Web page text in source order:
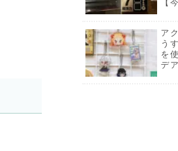
【
ア
う
を
デア
運んでみた
ウィンディor気
台風予報を正確
には？【防災士